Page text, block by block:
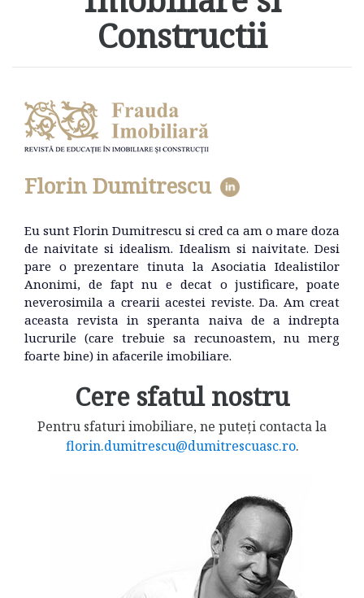
Constructii
Florin Dumitrescu
Eu sunt Florin Dumitrescu si cred ca am o mare doza
de naivitate si idealism. Idealism si naivitate. Desi
pare o prezentare tinuta la Asociatia Idealistilor
Anonimi, de fapt nu e decat o justificare, poate
neverosimila a crearii acestei reviste. Da. Am creat
aceasta revista in speranta naiva de a indrepta
lucrurile (care trebuie sa recunoastem, nu merg
foarte bine) in afacerile imobiliare.
Cere sfatul nostru
Pentru sfaturi imobiliare, ne puteți contacta la
florin.dumitrescu@dumitrescuasc.ro.